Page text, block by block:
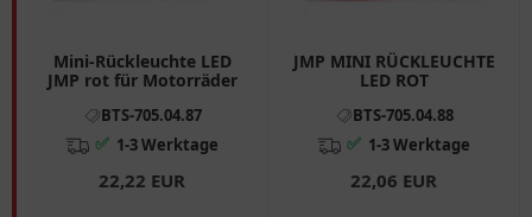
Mini-Rückleuchte LED
JMP rot für Motorräder
BTS-705.04.87
✅ 1-3 Werktage
22,22 EUR
JMP MINI RÜCKLEUCHTE
LED ROT
BTS-705.04.88
✅ 1-3 Werktage
22,06 EUR